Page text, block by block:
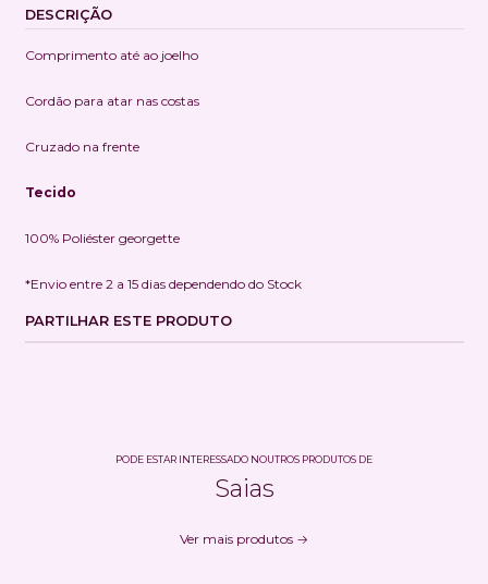
DESCRIÇÃO
Comprimento até ao joelho
Cordão para atar nas costas
Cruzado na frente
Tecido
100% Poliéster georgette
*Envio entre 2 a 15 dias dependendo do Stock
PARTILHAR ESTE PRODUTO
PODE ESTAR INTERESSADO NOUTROS PRODUTOS DE
Saias
Ver mais produtos